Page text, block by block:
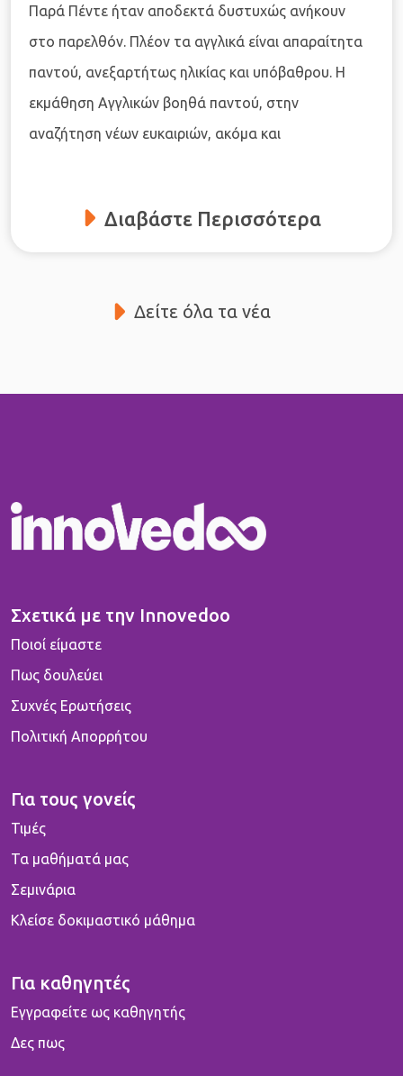
Παρά Πέντε ήταν αποδεκτά δυστυχώς ανήκουν
στο παρελθόν. Πλέον τα αγγλικά είναι απαραίτητα
παντού, ανεξαρτήτως ηλικίας και υπόβαθρου. Η
εκμάθηση Αγγλικών βοηθά παντού, στην
αναζήτηση νέων ευκαιριών, ακόμα και
Διαβάστε Περισσότερα
Δείτε όλα τα νέα
Σχετικά με την Innovedoo
Ποιοί είμαστε
Πως δουλεύει
Συχνές Ερωτήσεις
Πολιτική Απορρήτου
Για τους γονείς
Τιμές
Τα μαθήματά μας
Σεμινάρια
Κλείσε δοκιμαστικό μάθημα
Για καθηγητές
Εγγραφείτε ως καθηγητής
Δες πως